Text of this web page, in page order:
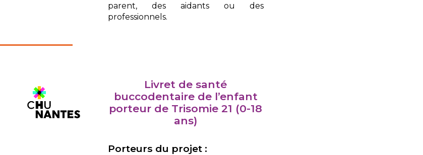
parent, des aidants ou des
professionnels.
Livret de santé
buccodentaire de l’enfant
porteur de Trisomie 21 (0-18
ans)
Porteurs du projet :